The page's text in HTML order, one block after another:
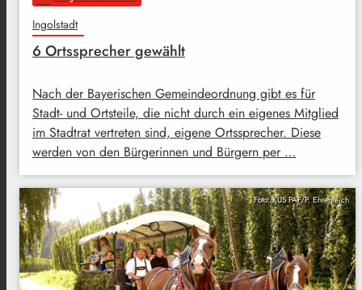
Ingolstadt
6 Ortssprecher gewählt
Nach der Bayerischen Gemeindeordnung gibt es für
Stadt- und Ortsteile, die nicht durch ein eigenes Mitglied
im Stadtrat vertreten sind, eigene Ortssprecher. Diese
werden von den Bürgerinnen und Bürgern per …
Foto: KUS PAF/P. Ehrenreich